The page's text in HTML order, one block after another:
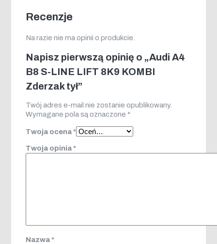
Recenzje
Na razie nie ma opinii o produkcie.
Napisz pierwszą opinię o „Audi A4
B8 S-LINE LIFT 8K9 KOMBI
Zderzak tył”
Twój adres e-mail nie zostanie opublikowany.
Wymagane pola są oznaczone *
Twoja ocena*
Twoja opinia*
Nazwa*